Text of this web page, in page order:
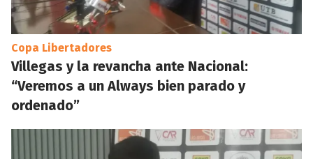
Copa Libertadores
Villegas y la revancha ante Nacional:
“Veremos a un Always bien parado y
ordenado”